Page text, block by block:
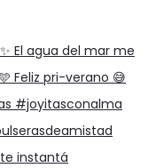
instantá